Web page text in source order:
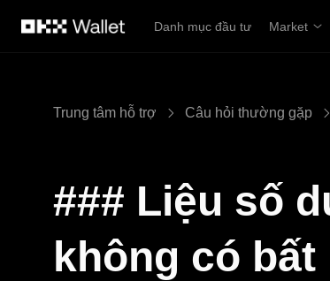
Danh mục đầu tư
Market
Trung tâm hỗ trợ Câu hỏi thường gặp
### Liệu số
không có